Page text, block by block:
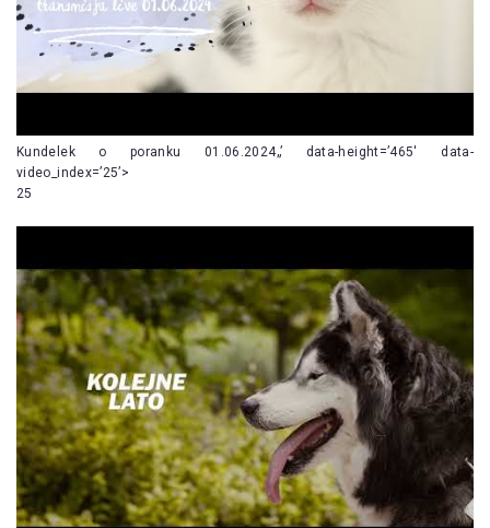
Kundelek o poranku 01.06.2024„’ data-height=’465′ data-
video_index=’25’>
25